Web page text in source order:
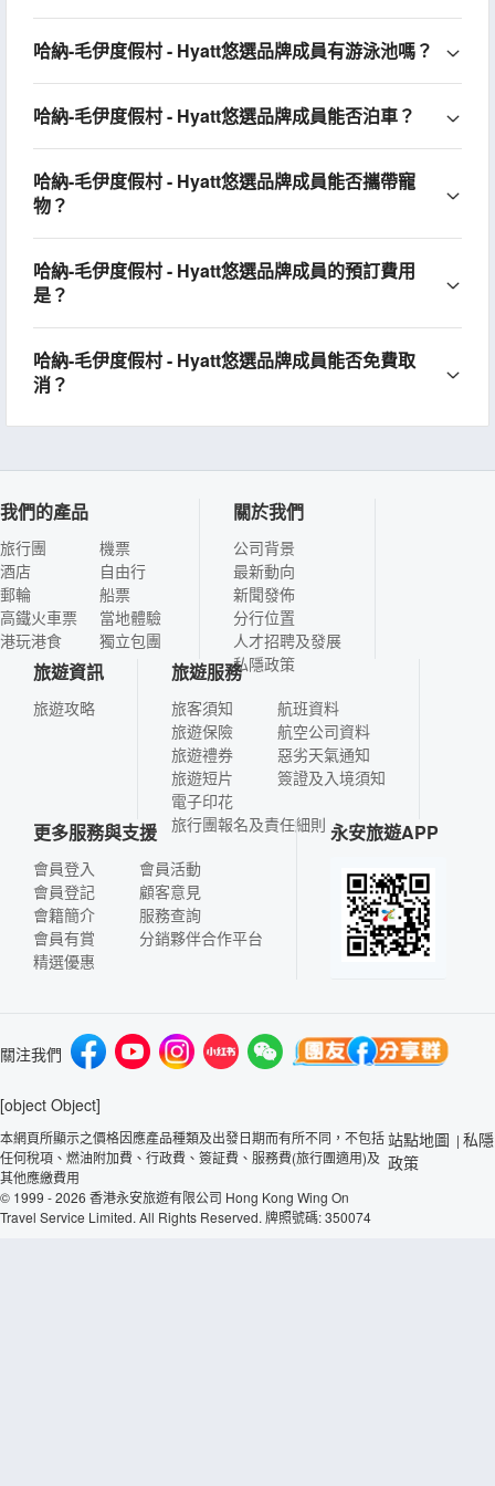
哈納-毛伊度假村 - Hyatt悠選品牌成員有游泳池嗎？
哈納-毛伊度假村 - Hyatt悠選品牌成員能否泊車？
哈納-毛伊度假村 - Hyatt悠選品牌成員能否攜帶寵
物？
哈納-毛伊度假村 - Hyatt悠選品牌成員的預訂費用
是？
哈納-毛伊度假村 - Hyatt悠選品牌成員能否免費取
消？
我們的產品
旅行團
酒店
郵輪
高鐵火車票
港玩港食
機票
自由行
船票
當地體驗
獨立包團
關於我們
公司背景
最新動向
新聞發佈
分行位置
人才招聘及發展
私隱政策
旅遊資訊
旅遊攻略
旅遊服務
旅客須知
旅遊保險
旅遊禮券
旅遊短片
電子印花
航班資料
航空公司資料
惡劣天氣通知
簽證及入境須知
旅行團報名及責任細則
更多服務與支援
會員登入
會員登記
會籍簡介
會員有賞
精選優惠
會員活動
顧客意見
服務查詢
分銷夥伴合作平台
永安旅遊APP
關注我們
[object Object]
本網頁所顯示之價格因應產品種類及出發日期而有所不同，不包括
任何稅項、燃油附加費、行政費、簽証費、服務費(旅行團適用)及
其他應繳費用
© 1999 - 2026 香港永安旅遊有限公司 Hong Kong Wing On
Travel Service Limited. All Rights Reserved. 牌照號碼: 350074
站點地圖 | 私隱
政策